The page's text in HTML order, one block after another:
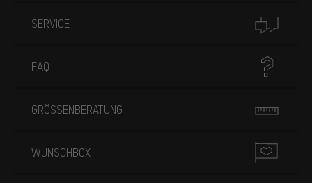
SERVICE
FAQ
GRÖSSENBERATUNG
WUNSCHBOX